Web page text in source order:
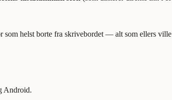
som helst borte fra skrivebordet — alt som ellers ville
Android.